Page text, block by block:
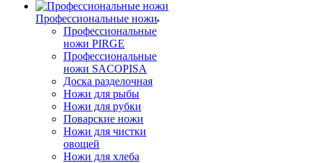
Профессиональные ножи
Профессиональные
ножи PIRGE
Профессиональные
ножи SACOPISA
Доска разделочная
Ножи для рыбы
Ножи для рубки
Поварские ножи
Ножи для чистки
овощей
Ножи для хлеба